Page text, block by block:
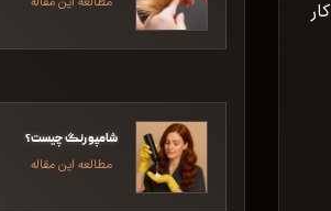
شامپو رنگ چیست؟
مطالعه این مقاله